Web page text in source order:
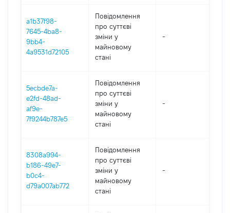
a1b37f98-
7645-4ba8-
9bb4-
4a9531d72105
Повідомлення
про суттєві
зміни y
майновому
стані
-
5ecbde7a-
e2fd-48ad-
af9e-
7f9244b787e5
Повідомлення
про суттєві
зміни y
майновому
стані
-
8308a994-
b186-49e7-
b0c4-
d79a007ab772
Повідомлення
про суттєві
зміни y
майновому
стані
-